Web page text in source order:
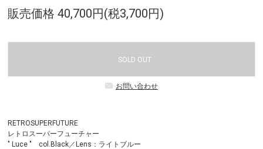
販売価格 40,700円(税3,700円)
SOLD OUT
お問い合わせ
RETROSUPERFUTURE
レトロスーパーフューチャー
" Luce " col.Black／Lens：ライトブルー